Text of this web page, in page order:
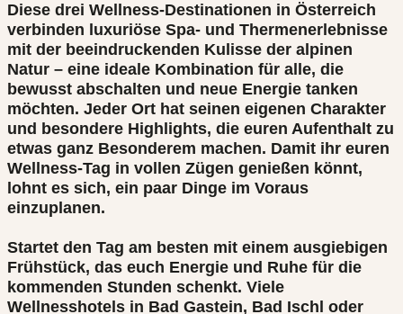
Diese drei Wellness-Destinationen in Österreich
verbinden luxuriöse Spa- und Thermenerlebnisse
mit der beeindruckenden Kulisse der alpinen
Natur – eine ideale Kombination für alle, die
bewusst abschalten und neue Energie tanken
möchten. Jeder Ort hat seinen eigenen Charakter
und besondere Highlights, die euren Aufenthalt zu
etwas ganz Besonderem machen. Damit ihr euren
Wellness-Tag in vollen Zügen genießen könnt,
lohnt es sich, ein paar Dinge im Voraus
einzuplanen.
Startet den Tag am besten mit einem ausgiebigen
Frühstück, das euch Energie und Ruhe für die
kommenden Stunden schenkt. Viele
Wellnesshotels in Bad Gastein, Bad Ischl oder